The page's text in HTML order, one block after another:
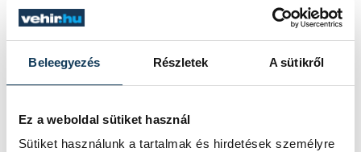
Beleegyezés Részletek A sütikről
Ez a weboldal sütiket használ
Sütiket használunk a tartalmak és hirdetések személyre